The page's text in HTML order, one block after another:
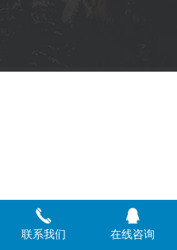
联系我们 在线咨询